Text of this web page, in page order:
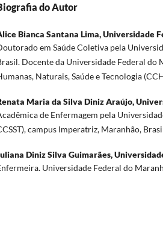
do Autor
Bianca Santana Lima,Universidade
em Saúde Coletiva pela
Docente da Universidade Federal do
Naturais, Saúde e Tecnologia
Maria da Silva Diniz Araújo,
de Enfermagem pela
campus Imperatriz, Maranhão,
Diniz Silva Guimarães,
Universidade Federal do